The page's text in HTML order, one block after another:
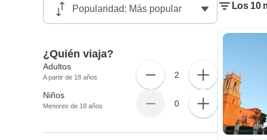
Los 10
¿Quién viaja?
Adultos
A partir de 18 años 2
Niños
Menores de 18 años 0